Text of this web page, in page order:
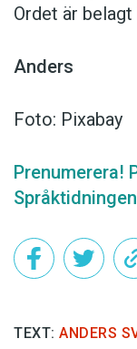
Ordet är
Anders
Foto: Pixabay
Prenumerera!
TEXT: ANDERS